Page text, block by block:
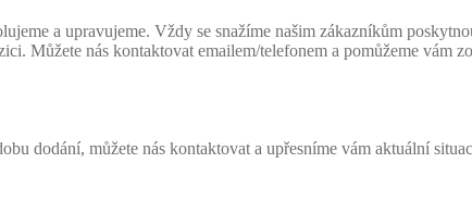
a upravujeme. Vždy se snažíme našim zákazníkům
Můžete nás kontaktovat emailem/telefonem a pomůžeme vám
dodání, můžete nás kontaktovat a upřesníme vám aktuální